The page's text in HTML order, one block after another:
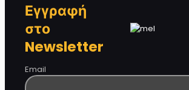
Εγγραφή
στο
Newsletter
Email